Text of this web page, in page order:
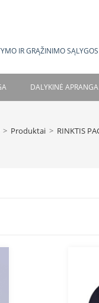
IR GRĄŽINIMO SĄLYGOS
DALYKINĖ APRANGA
> Produktai > RINKTIS